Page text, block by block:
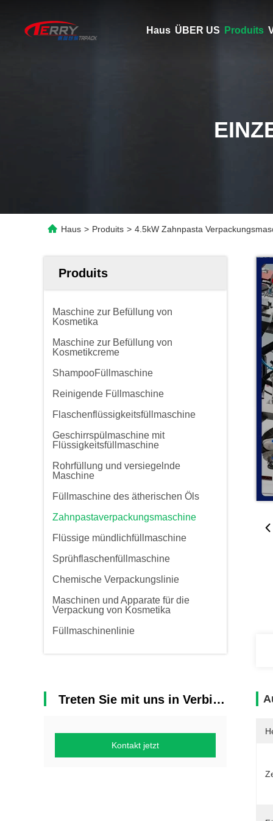
Haus ÜBER US Produits
Haus > Produits > 4.5kW Zahnpasta
Produits
Maschine zur Befüllung von
Kosmetika
Maschine zur Befüllung von
Kosmetikcreme
ShampooFüllmaschine
Reinigende Füllmaschine
Flaschenflüssigkeitsfüllmaschine
Geschirrspülmaschine mit
Flüssigkeitsfüllmaschine
Rohrfüllung und versiegelnde
Maschine
Füllmaschine des ätherischen Öls
Zahnpastaverpackungsmaschine
Flüssige mündlichfüllmaschine
Sprühflaschenfüllmaschine
Chemische Verpackungslinie
Maschinen und Apparate für die
Verpackung von Kosmetika
Füllmaschinenlinie
Treten Sie mit uns in Verbindung
Kontakt jetzt